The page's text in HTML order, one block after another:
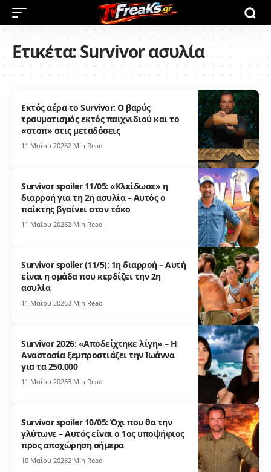
Ετικέτα:Survivor ασυλία
Εκτός αέρα το Survivor: Ο βαρύς
τραυματισμός εκτός παιχνιδιού και το
«στοπ» στις μεταδόσεις
11 Μαΐου 20262 Min Read
Survivor spoiler 11/05: «Κλείδωσε» η
διαρροή για τη 2η ασυλία – Αυτός ο
παίκτης βγαίνει στον τάκο
11 Μαΐου 20262 Min Read
Survivor spoiler (11/5): 1η διαρροή – Αυτή
είναι η ομάδα που κερδίζει την 2η
ασυλία
11 Μαΐου 20263 Min Read
Survivor 2026: «Αποδείχτηκε λίγη» – Η
Αναστασία ξεμπροστιάζει την Ιωάννα
για τα 250.000
11 Μαΐου 20263 Min Read
Survivor spoiler 10/05: Όχι που θα την
γλύτωνε – Αυτός είναι ο 1ος υποψήφιος
προς αποχώρηση σήμερα
10 Μαΐου 20262 Min Read